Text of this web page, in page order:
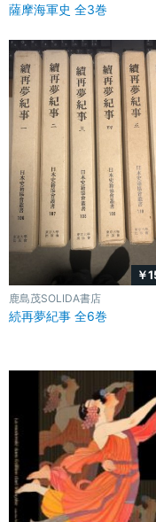
薩摩海軍史 全3巻
￥
鹿島茂SOLIDA書店
続再夢紀事 全6巻